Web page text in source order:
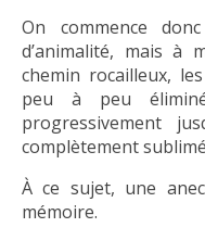
On commence
d’animalité, mais à
chemin rocailleux,
peu à peu
progressivement
complètement
À ce sujet, une
mémoire.